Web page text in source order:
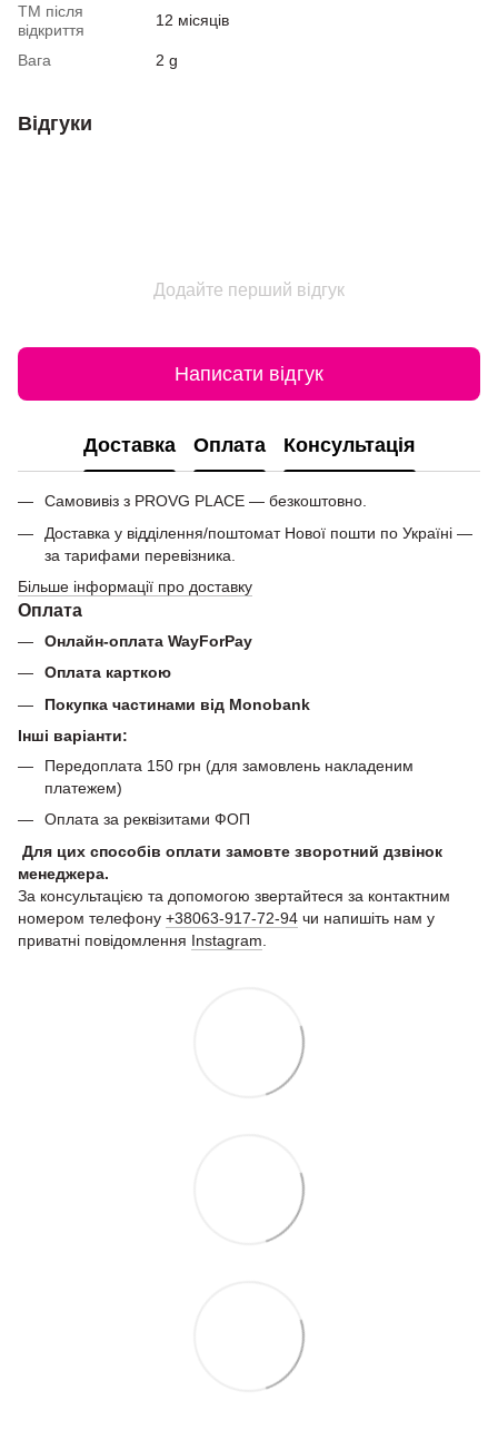
ТМ після
відкриття
12 місяців
Вага 2 g
Відгуки
Додайте перший відгук
Написати відгук
Доставка Оплата Консультація
Самовивіз з PROVG PLACE — безкоштовно.
Доставка у відділення/поштомат Нової пошти по Україні —
за тарифами перевізника.
Більше інформації про доставку
Оплата
Онлайн-оплата WayForPay
Оплата карткою
Покупка частинами від Monobank
Інші варіанти:
Передоплата 150 грн (для замовлень накладеним
платежем)
Оплата за реквізитами ФОП
Для цих способів оплати замовте зворотний дзвінок
менеджера.
За консультацією та допомогою звертайтеся за контактним
номером телефону +38063-917-72-94 чи напишіть нам у
приватні повідомлення Instagram